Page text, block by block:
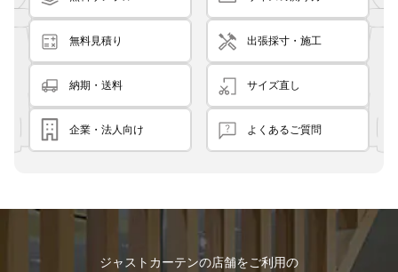
無料見積り 出張採寸・施工
納期・送料 サイズ直し
企業・法人向け よくあるご質問
ジャストカーテンの店舗をご利用の